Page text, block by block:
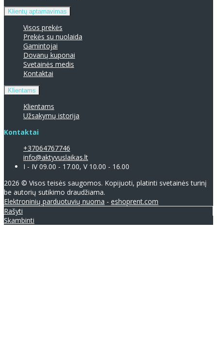
Klientų aptarnavimas
Visos prekės
Prekės su nuolaida
Gamintojai
Dovanų kuponai
Svetainės medis
Kontaktai
Klientams
Klientams
Užsakymų istorija
Kontaktai
+37064767746
info@aktyvuslaikas.lt
I - IV 09.00 - 17.00, V 10.00 - 16.00
2026 © Visos teisės saugomos. Kopijuoti, platinti svetainės turinį
be autorių sutikimo draudžiama.
Elektroninių parduotuvių nuoma - eshoprent.com
Rašyti
Skambinti